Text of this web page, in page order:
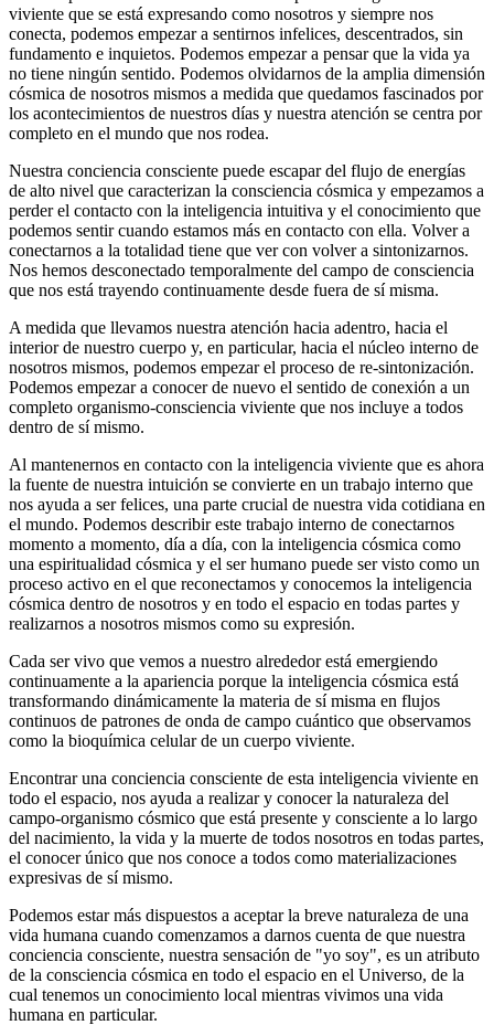
viviente que se está expresando como nosotros y siempre nos
conecta, podemos empezar a sentirnos infelices, descentrados, sin
fundamento e inquietos. Podemos empezar a pensar que la vida ya
no tiene ningún sentido. Podemos olvidarnos de la amplia dimensión
cósmica de nosotros mismos a medida que quedamos fascinados por
los acontecimientos de nuestros días y nuestra atención se centra por
completo en el mundo que nos rodea.
Nuestra conciencia consciente puede escapar del flujo de energías
de alto nivel que caracterizan la consciencia cósmica y empezamos a
perder el contacto con la inteligencia intuitiva y el conocimiento que
podemos sentir cuando estamos más en contacto con ella. Volver a
conectarnos a la totalidad tiene que ver con volver a sintonizarnos.
Nos hemos desconectado temporalmente del campo de consciencia
que nos está trayendo continuamente desde fuera de sí misma.
A medida que llevamos nuestra atención hacia adentro, hacia el
interior de nuestro cuerpo y, en particular, hacia el núcleo interno de
nosotros mismos, podemos empezar el proceso de re-sintonización.
Podemos empezar a conocer de nuevo el sentido de conexión a un
completo organismo-consciencia viviente que nos incluye a todos
dentro de sí mismo.
Al mantenernos en contacto con la inteligencia viviente que es ahora
la fuente de nuestra intuición se convierte en un trabajo interno que
nos ayuda a ser felices, una parte crucial de nuestra vida cotidiana en
el mundo. Podemos describir este trabajo interno de conectarnos
momento a momento, día a día, con la inteligencia cósmica como
una espiritualidad cósmica y el ser humano puede ser visto como un
proceso activo en el que reconectamos y conocemos la inteligencia
cósmica dentro de nosotros y en todo el espacio en todas partes y
realizarnos a nosotros mismos como su expresión.
Cada ser vivo que vemos a nuestro alrededor está emergiendo
continuamente a la apariencia porque la inteligencia cósmica está
transformando dinámicamente la materia de sí misma en flujos
continuos de patrones de onda de campo cuántico que observamos
como la bioquímica celular de un cuerpo viviente.
Encontrar una conciencia consciente de esta inteligencia viviente en
todo el espacio, nos ayuda a realizar y conocer la naturaleza del
campo-organismo cósmico que está presente y consciente a lo largo
del nacimiento, la vida y la muerte de todos nosotros en todas partes,
el conocer único que nos conoce a todos como materializaciones
expresivas de sí mismo.
Podemos estar más dispuestos a aceptar la breve naturaleza de una
vida humana cuando comenzamos a darnos cuenta de que nuestra
conciencia consciente, nuestra sensación de "yo soy", es un atributo
de la consciencia cósmica en todo el espacio en el Universo, de la
cual tenemos un conocimiento local mientras vivimos una vida
humana en particular.